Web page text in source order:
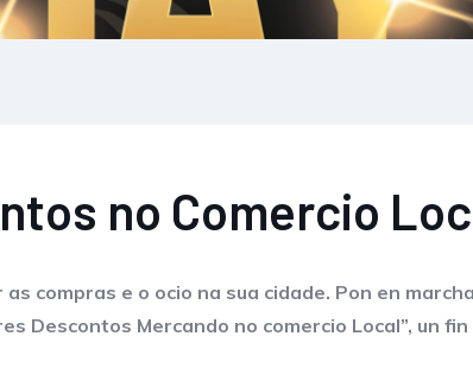
no Comercio
compras e o ocio na sua cidade. Pon en
Descontos Mercando no comercio Local”, un